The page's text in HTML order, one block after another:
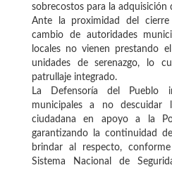
sobrecostos para la adquisición
Ante la proximidad del
cambio de autoridades
locales no vienen prestando
unidades de serenazgo, lo
patrullaje integrado.
La Defensoría del Pueblo
municipales a no descuidar
ciudadana en apoyo a la
garantizando la continuidad
brindar al respecto,
Sistema Nacional de